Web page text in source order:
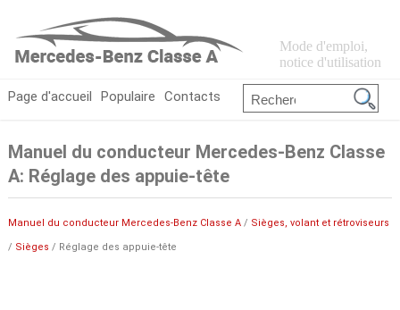
Mode d'emploi,
notice d'utilisation
Page d'accueil Populaire Contacts
Manuel du conducteur Mercedes-Benz Classe
A: Réglage des appuie-tête
Manuel du conducteur Mercedes-Benz Classe A/ Sièges, volant et rétroviseurs
/ Sièges / Réglage des appuie-tête